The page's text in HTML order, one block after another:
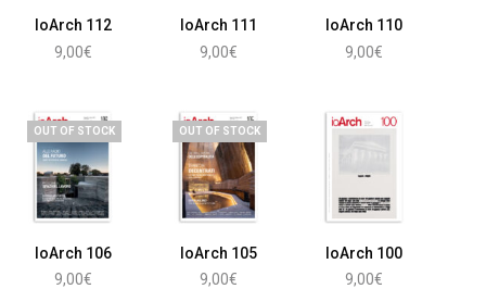
IoArch 112
9,00€
IoArch 111
9,00€
IoArch 110
9,00€
OUT OF STOCK
IoArch 106
9,00€
OUT OF STOCK
IoArch 105
9,00€
IoArch 100
9,00€